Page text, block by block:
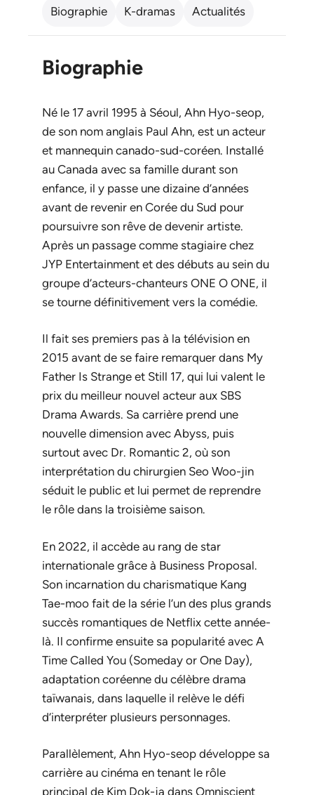
Biographie K-dramas Actualités
Biographie
Né le 17 avril 1995 à Séoul, Ahn Hyo-seop,
de son nom anglais Paul Ahn, est un acteur
et mannequin canado-sud-coréen. Installé
au Canada avec sa famille durant son
enfance, il y passe une dizaine d’années
avant de revenir en Corée du Sud pour
poursuivre son rêve de devenir artiste.
Après un passage comme stagiaire chez
JYP Entertainment et des débuts au sein du
groupe d’acteurs-chanteurs ONE O ONE, il
se tourne définitivement vers la comédie.
Il fait ses premiers pas à la télévision en
2015 avant de se faire remarquer dans My
Father Is Strange et Still 17, qui lui valent le
prix du meilleur nouvel acteur aux SBS
Drama Awards. Sa carrière prend une
nouvelle dimension avec Abyss, puis
surtout avec Dr. Romantic 2, où son
interprétation du chirurgien Seo Woo-jin
séduit le public et lui permet de reprendre
le rôle dans la troisième saison.
En 2022, il accède au rang de star
internationale grâce à Business Proposal.
Son incarnation du charismatique Kang
Tae-moo fait de la série l’un des plus grands
succès romantiques de Netflix cette année-
là. Il confirme ensuite sa popularité avec A
Time Called You (Someday or One Day),
adaptation coréenne du célèbre drama
taïwanais, dans laquelle il relève le défi
d’interpréter plusieurs personnages.
Parallèlement, Ahn Hyo-seop développe sa
carrière au cinéma en tenant le rôle
principal de Kim Dok-ja dans Omniscient